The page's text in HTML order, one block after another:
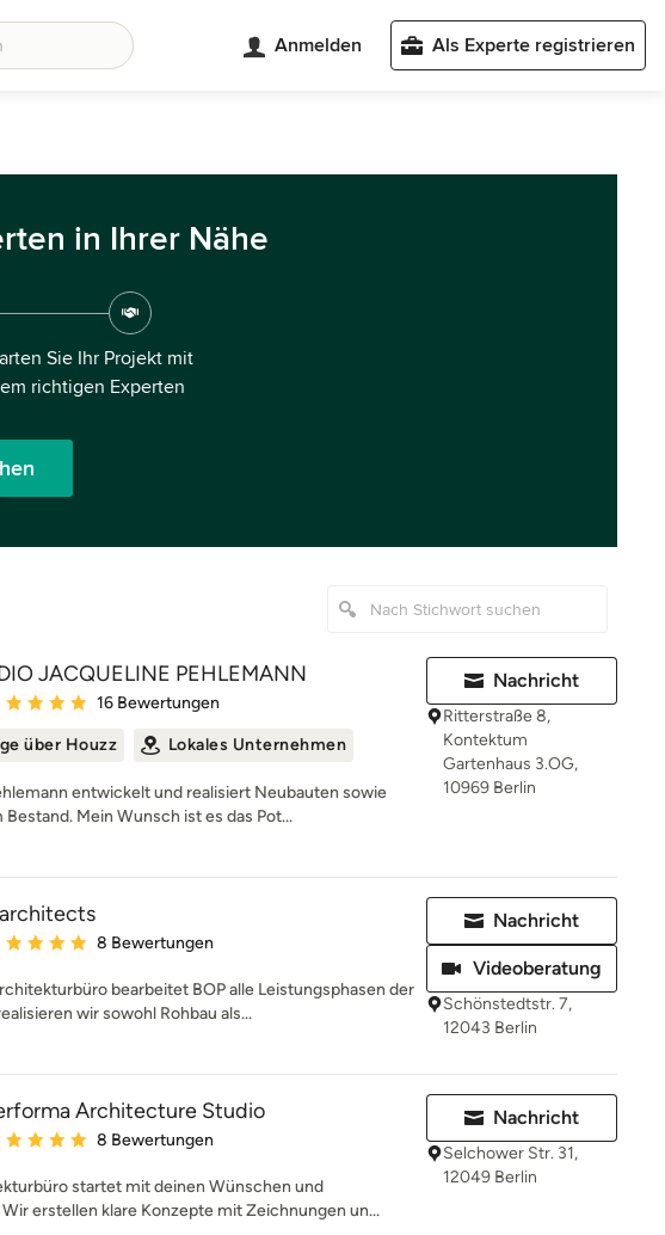
Anmelden Als Experte registrieren
in Ihrer Nähe
Sie Ihr Projekt mit
richtigen Experten
JACQUELINE PEHLEMANN
Bewertung: 5 von 5 Sternen
16 Bewertungen
über Houzz Lokales Unternehmen
entwickelt und realisiert Neubauten sowie
Mein Wunsch ist es das Pot...
Nachricht
Ritterstraße 8,
Kontektum
Gartenhaus 3.OG,
10969 Berlin
Bewertung: 5 von 5 Sternen
8 Bewertungen
bearbeitet BOP alle Leistungsphasen der
wir sowohl Rohbau als...
Nachricht
Videoberatung
Schönstedtstr. 7,
12043 Berlin
Architecture Studio
Bewertung: 5 von 5 Sternen
8 Bewertungen
startet mit deinen Wünschen und
erstellen klare Konzepte mit Zeichnungen un...
Nachricht
Selchower Str. 31,
12049 Berlin